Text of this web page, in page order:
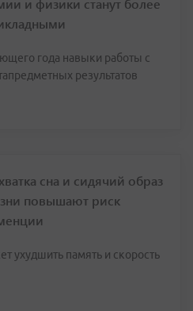
года навыки работы с
результатов
сна и сидячий образ
повышают риск
ухудшить память и скорость